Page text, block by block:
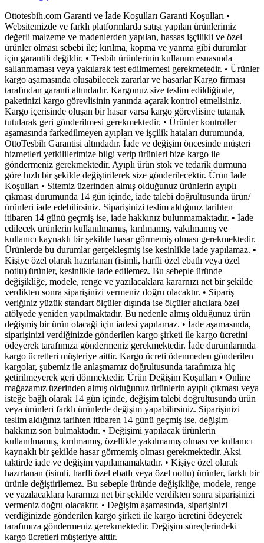
Ottotesbih.com Garanti ve İade Koşulları Garanti Koşulları •
Websitemizde ve farklı platformlarda satışı yapılan ürünlerimiz
değerli malzeme ve madenlerden yapılan, hassas işçilikli ve özel
ürünler olması sebebi ile; kırılma, kopma ve yanma gibi durumlar
için garantili değildir. • Tesbih ürünlerinin kullanım esnasında
sallanmaması veya yakılarak test edilmemesi gerekmetedir. • Ürünler
kargo aşamasında oluşabilecek zararlar ve hasarlar Kargo firması
tarafından garanti altındadır. Kargonuz size teslim edildiğinde,
paketinizi kargo görevlisinin yanında açarak kontrol etmelisiniz.
Kargo içerisinde oluşan bir hasar varsa kargo görevlisine tutanak
tutularak geri gönderilmesi gerekmektedir. • Ürünler kontroller
aşamasında farkedilmeyen ayıpları ve işçilik hataları durumunda,
OttoTesbih Garantisi altındadır. İade ve değişim öncesinde müşteri
hizmetleri yetkililerimize bilgi verip ürünleri bize kargo ile
göndermeniz gerekmektedir. Ayıplı ürün stok ve tedarik durmuna
göre hızlı bir şekilde değiştirilerek size gönderilecektir. Ürün İade
Koşulları • Sitemiz üzerinden almış olduğunuz ürünlerin ayıplı
çıkması durumunda 14 gün içinde, iade talebi doğrultusunda ürün/
ürünleri iade edebilirsiniz. Siparişinizi teslim aldığınız tarihten
itibaren 14 günü geçmiş ise, iade hakkınız bulunmamaktadır. • İade
edilecek ürünlerin kullanılmamış, kırılmamış, yakılmamış ve
kullanıcı kaynaklı bir şekilde hasar görmemiş olması gerekmektedir.
Ürünlerde bu durumlar gerçekleşmiş ise kesinlikle iade yapılamaz. •
Kişiye özel olarak hazırlanan (isimli, harfli özel ebatlı veya özel
notlu) ürünler, kesinlikle iade edilemez. Bu sebeple üründe
değişikliğe, modele, renge ve yazılacaklara kararnızı net bir şekilde
verdikten sonra siparişinizi vermeniz doğru olacaktır. • Sipariş
veriğiniz yüzük standart ölçüler dışında ise ölçüler alıcılara özel
atölyede yeniden yapılmaktadır. Bu nedenle almış olduğunuz ürün
değişmiş bir ürün olacaği için iadesi yapılamaz. • İade aşamasında,
siparişinizi verdiğinizde gönderilen kargo şirketi ile kargo ücretini
ödeyerek tarafımıza göndermeniz gerekmektedir. İade durumlarında
kargo ücretleri müşteriye aittir. Kargo ücreti ödenmeden gönderilen
kargolar, şubemiz ile anlaşmamız doğrultusunda tarafımıza hiç
getirilmeyerek geri dönmektedir. Ürün Değişim Koşulları • Online
mağazamız üzerinden almış olduğunuz ürünlerin ayıplı çıkması veya
isteğe bağlı olarak 14 gün içinde, değişim talebi doğrultusunda ürün
veya ürünleri farklı ürünlerle değişim yapabilirsiniz. Siparişinizi
teslim aldığınız tarihten itibaren 14 günü geçmiş ise, değişim
hakkınız son bulmaktadır. • Değişimi yapılacak ürünlerin
kullanılmamış, kırılmamış, özellikle yakılmamış olması ve kullanıcı
kaynaklı bir şekilde hasar görmemiş olması gerekmektedir. Aksi
taktirde iade ve değişim yapılamamaktadır. • Kişiye özel olarak
hazırlanan (isimli, harfli özel ebatlı veya özel notlu) ürünler, farklı bir
ürünle değiştirilemez. Bu sebeple üründe değişikliğe, modele, renge
ve yazılacaklara kararnızı net bir şekilde verdikten sonra siparişinizi
vermeniz doğru olacaktır. • Değişim aşamasında, siparişinizi
verdiğinizde gönderilen kargo şirketi ile kargo ücretini ödeyerek
tarafımıza göndermeniz gerekmektedir. Değişim süreçlerindeki
kargo ücretleri müşteriye aittir.